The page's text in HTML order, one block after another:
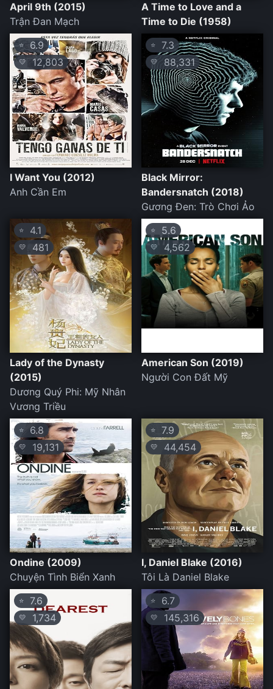
April 9th (2015)
Trận Đan Mạch
A Time to Love and a
Time to Die (1958)
⭐ 6.9
💛 12,803
I Want You (2012)
Anh Cần Em
⭐ 7.3
💛 88,331
Black Mirror:
Bandersnatch (2018)
Gương Đen: Trò Chơi Ảo
⭐ 4.1
💛 481
Lady of the Dynasty
(2015)
Dương Quý Phi: Mỹ Nhân
Vương Triều
⭐ 5.6
💛 4,562
American Son (2019)
Người Con Đất Mỹ
⭐ 6.8
💛 19,131
Ondine (2009)
Chuyện Tình Biển Xanh
⭐ 7.9
💛 44,454
I, Daniel Blake (2016)
Tôi Là Daniel Blake
⭐ 7.6
💛 1,734
⭐ 6.7
💛 145,316